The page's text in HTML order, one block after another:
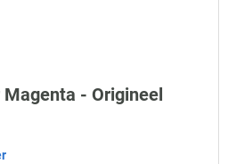
- Origineel